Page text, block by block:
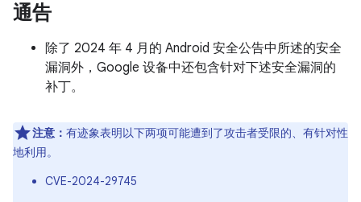
通告
除了 2024 年 4 月的 Android 安全公告中所述的安全
漏洞外，Google 设备中还包含针对下述安全漏洞的
补丁。
注意： 有迹象表明以下两项可能遭到了攻击者受限的、有针对性
地利用。
CVE-2024-29745